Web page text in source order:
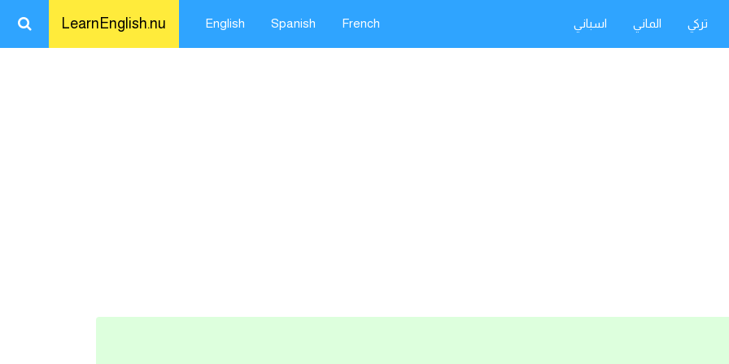
LearnEnglish.nu تركي الماني اسباني English Spanish French